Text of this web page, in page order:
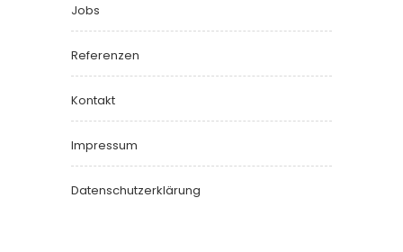
Jobs
Referenzen
Kontakt
Impressum
Datenschutzerklärung